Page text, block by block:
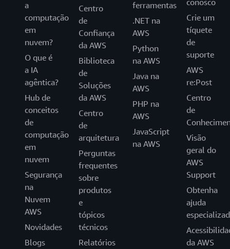
a
computação
em
nuvem?
O que é
a IA
agêntica?
Hub de
conceitos
de
computação
em
nuvem
Segurança
na
Nuvem
AWS
Novidades
Blogs
Centro
de
Confiança
da AWS
Biblioteca
de
Soluções
da AWS
Centro
de
arquitetura
Perguntas
frequentes
sobre
produtos
e
tópicos
técnicos
Relatórios
ferramentas
.NET na
AWS
Python
na AWS
Java na
AWS
PHP na
AWS
JavaScript
na AWS
conosco
Crie um
tíquete
de
suporte
AWS
re:Post
Centro
de
Visão
geral do
AWS
Support
Obtenha
ajuda
da AWS